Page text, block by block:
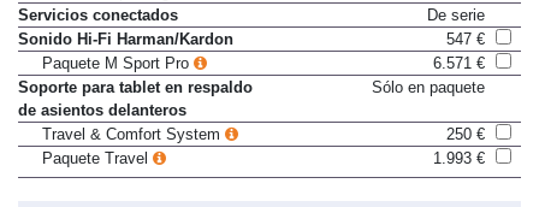
Innovation package
2.392 €
Servicios conectados
De serie
Sonido Hi-Fi Harman/Kardon
547 €
Paquete M Sport Pro
6.571 €
Soporte para tablet en respaldo
de asientos delanteros
Travel & Comfort System
250 €
Paquete Travel
1.993 €